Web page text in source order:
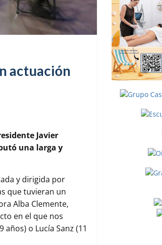
actuación
Javier
una larga y
y dirigida por
que tuvieran un
Alba Clemente,
en el que nos
o Lucía Sanz (11